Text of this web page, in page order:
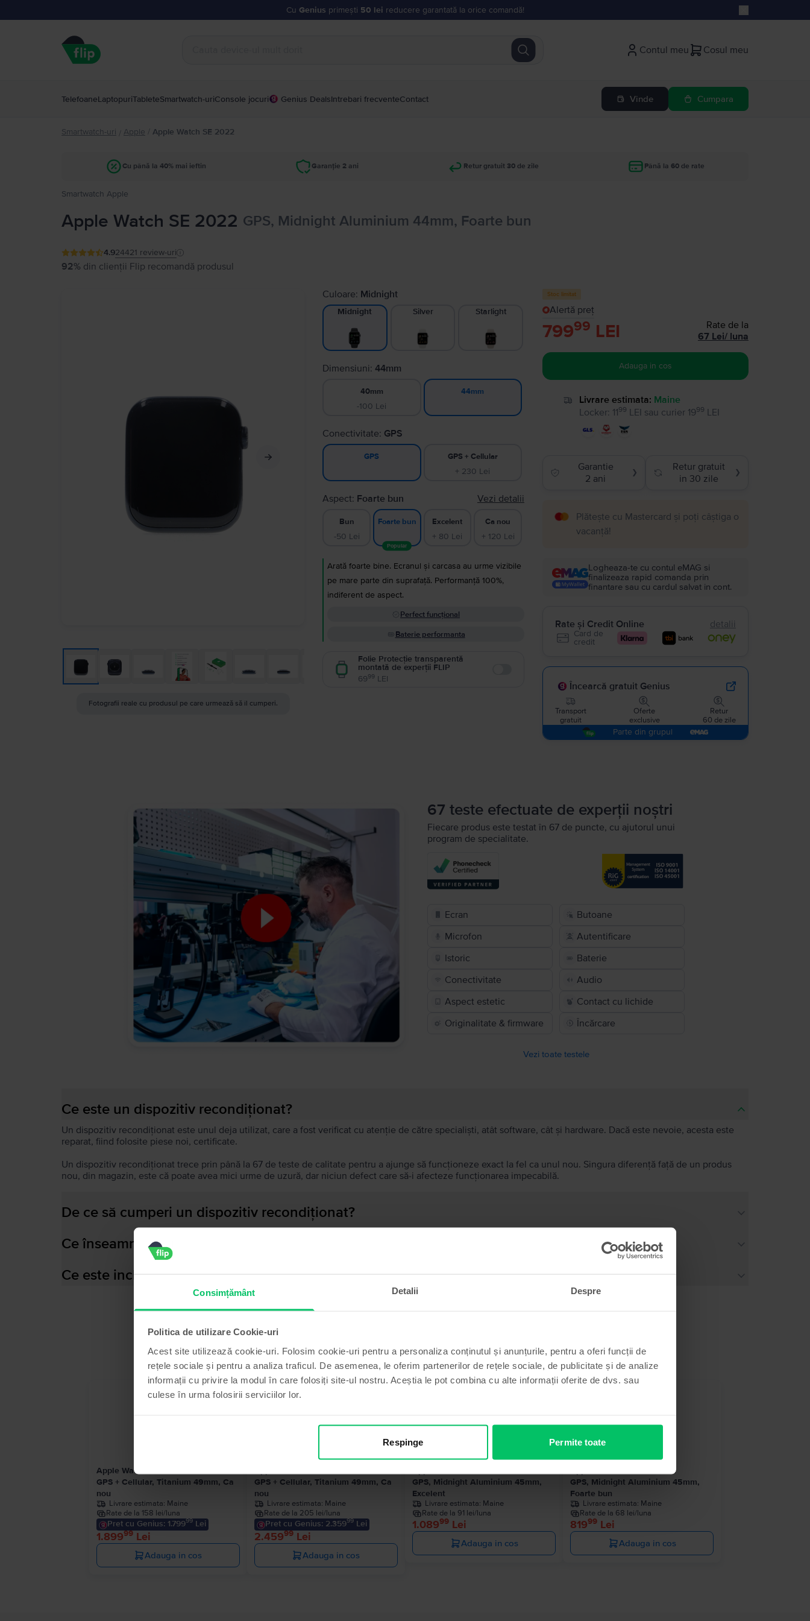
Consimțământ Detalii Despre
Politica de utilizare Cookie-uri
Acest site utilizează cookie-uri. Folosim cookie-uri pentru a personaliza conținutul și anunțurile, pentru a oferi funcții de
rețele sociale și pentru a analiza traficul. De asemenea, le oferim partenerilor de rețele sociale, de publicitate și de analize
informații cu privire la modul în care folosiți site-ul nostru. Aceștia le pot combina cu alte informații oferite de dvs. sau
culese în urma folosirii serviciilor lor.
Respinge Permite toate
Cu Genius primești 50 lei reducere garantată la orice comandă!
Contul meu Cosul meu
TelefoaneLaptopuriTableteSmartwatch-uriConsole jocuri Genius DealsIntrebari frecventeContact Vinde Cumpara
Smartwatch-uri / Apple / Apple Watch SE 2022
Cu până la 40% mai ieftin Garanție 2 ani Retur gratuit 30 de zile Până la 60 de rate
Smartwatch Apple
Apple Watch SE 2022 GPS, Midnight Aluminium 44mm, Foarte bun
4.924421 review-uri
92% din clienții Flip recomandă produsul
Fotografii reale cu produsul pe care urmează să îl cumperi.
Culoare: Midnight
Midnight Silver Starlight
Dimensiuni:44mm
40mm
-100 Lei
44mm
Conectivitate: GPS
GPS GPS + Cellular
+ 230 Lei
Aspect: Foarte bun Vezi detalii
Bun
-50 Lei
Foarte bun
Popular
Excelent
+ 80 Lei
Ca nou
+ 120 Lei
Arată foarte bine. Ecranul și carcasa au urme vizibile
pe mare parte din suprafață. Performanță 100%,
indiferent de aspect.
Perfect funcțional
Baterie performanta
Folie Protecție transparentă
montată de experții FLIP
6999 LEI
Stoc limitat
Alertă preț
79999 LEI
Rate de la
67 Lei/ luna
Adauga in cos
Livrare estimata: Maine
Locker: 1199 LEI sau curier 1999 LEI
Garantie
2 ani
❯
Retur gratuit
in 30 zile
❯
Plătește cu Mastercard și poți câștiga o
vacanță!
Logheaza-te cu contul eMAG si
finalizeaza rapid comanda prin
finantare sau cu cardul salvat in cont.
Rate și Credit Online detalii
Card de
credit
Încearcă gratuit Genius
Transport
gratuit
Oferte
exclusive
Retur
60 de zile
Parte din grupul
67 teste efectuate de experții noștri
Fiecare produs este testat în 67 de puncte, cu ajutorul unui
program de specialitate.
Ecran
Butoane
Microfon
Autentificare
Istoric
Baterie
Conectivitate
Audio
Aspect estetic
Contact cu lichide
Originalitate & firmware
Încărcare
Vezi toate testele
Ce este un dispozitiv recondiționat?
Un dispozitiv recondiționat este unul deja utilizat, care a fost verificat cu atenție de către specialiști, atât software, cât și hardware. Dacă este nevoie, acesta este
reparat, fiind folosite piese noi, certificate.
Un dispozitiv recondiționat trece prin până la 67 de teste de calitate pentru a ajunge să funcționeze exact la fel ca unul nou. Singura diferență față de un produs
nou, din magazin, este că poate avea mici urme de uzură, dar niciun defect care să-i afecteze funcționarea impecabilă.
De ce să cumperi un dispozitiv recondiționat?
Ce înseamnă baterie performantă?
Ce este inclus în cutia dispozitivului?
Produse similare căutării tale
Apple Watch Ultra 2022
GPS + Cellular, Titanium 49mm, Ca
nou
Livrare estimata: Maine
Rate de la 158 lei/luna
Pret cu Genius: 1.79999Lei
1.89999Lei
Adauga in cos
GPS + Cellular, Titanium 49mm, Ca
nou
Livrare estimata: Maine
Rate de la 205 lei/luna
Pret cu Genius: 2.35999Lei
2.45999Lei
Adauga in cos
GPS, Midnight Aluminium 45mm,
Excelent
Livrare estimata: Maine
Rate de la 91 lei/luna
1.08999 Lei
Adauga in cos
Apple Watch Series 8 2022
GPS, Midnight Aluminium 45mm,
Foarte bun
Livrare estimata: Maine
Rate de la 68 lei/luna
81999 Lei
Adauga in cos